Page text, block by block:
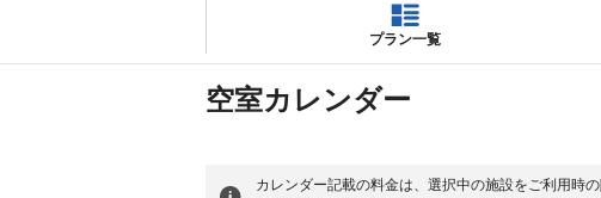
プラン一覧
空室カレンダー
カレンダー記載の料金は、選択中の施設をご利用時の